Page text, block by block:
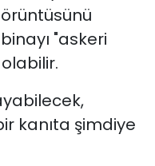
"askeri
kanıta şimdiye